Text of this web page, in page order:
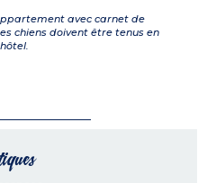
avec carnet de
chiens doivent être tenus en